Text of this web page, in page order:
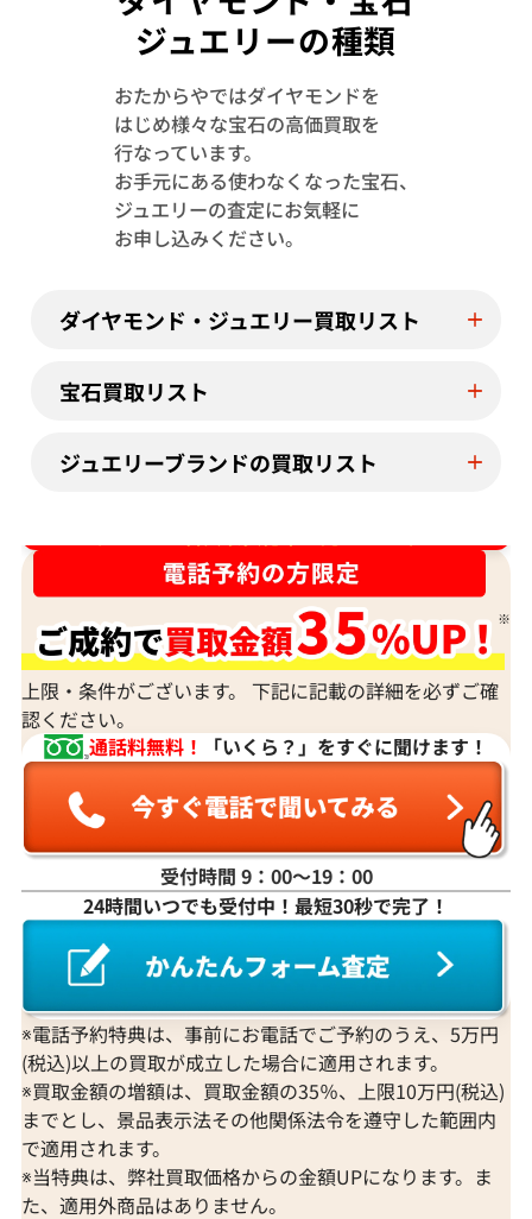
Pt･Pm900 トルマリン・ダイヤモンド
1.13・D0.08ct
参考買取価格
2026年7月11日時点
参考買取価格
ジュエリーの種類
おたからやではダイヤモンドを
はじめ様々な宝石の高価買取を
行なっています。
お手元にある使わなくなった宝石、
ジュエリーの査定にお気軽に
お申し込みください。
ダイヤモンド・ジュエリー買取リスト
宝石買取リスト
ジュエリーブランドの買取リスト
上限・条件がございます。 下記に記載の詳細を必ずご確
認ください。
通話料無料！
「いくら？」をすぐに聞けます！
受付時間 9：00〜19：00
24時間いつでも受付中！最短30秒で完了！
※電話予約特典は、事前にお電話でご予約のうえ、5万円
(税込)以上の買取が成立した場合に適用されます。
※買取金額の増額は、買取金額の35％、上限10万円(税込)
までとし、景品表示法その他関係法令を遵守した範囲内
で適用されます。
※当特典は、弊社買取価格からの金額UPになります。ま
た、適用外商品はありません。